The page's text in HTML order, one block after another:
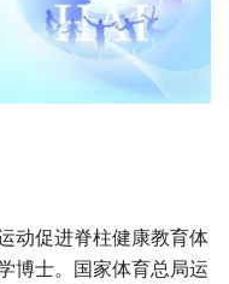
动促进脊柱健康教育体
博士。国家体育总局运